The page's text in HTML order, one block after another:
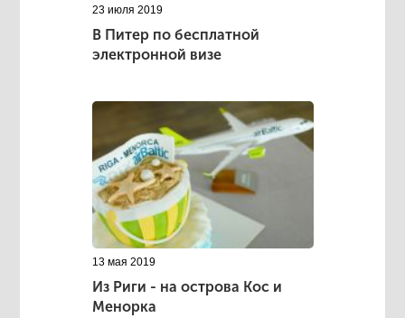
23 июля 2019
В Питер по бесплатной
электронной визе
13 мая 2019
Из Риги - на острова Кос и
Менорка